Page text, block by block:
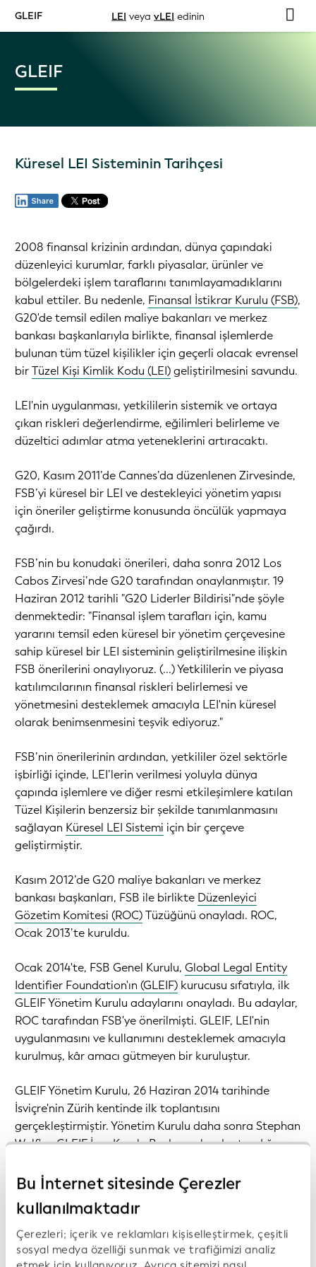
Bu İnternet sitesinde Çerezler
kullanılmaktadır
Çerezleri; içerik ve reklamları kişiselleştirmek, çeşitli
sosyal medya özelliği sunmak ve trafiğimizi analiz
GLEIF LEI veya vLEI edinin
GLEIF
Küresel LEI Sisteminin Tarihçesi
2008 finansal krizinin ardından, dünya çapındaki
düzenleyici kurumlar, farklı piyasalar, ürünler ve
bölgelerdeki işlem taraflarını tanımlayamadıklarını
kabul ettiler. Bu nedenle, Finansal İstikrar Kurulu (FSB),
G20'de temsil edilen maliye bakanları ve merkez
bankası başkanlarıyla birlikte, finansal işlemlerde
bulunan tüm tüzel kişilikler için geçerli olacak evrensel
birTüzel Kişi Kimlik Kodu (LEI)geliştirilmesini savundu.
LEI'nin uygulanması, yetkililerin sistemik ve ortaya
çıkan riskleri değerlendirme, eğilimleri belirleme ve
düzeltici adımlar atma yeteneklerini artıracaktı.
G20, Kasım 2011’de Cannes’da düzenlenen Zirvesinde,
FSB’yi küresel bir LEI ve destekleyici yönetim yapısı
için öneriler geliştirme konusunda öncülük yapmaya
çağırdı.
FSB’nin bu konudaki önerileri, daha sonra 2012 Los
Cabos Zirvesi’nde G20 tarafından onaylanmıştır. 19
Haziran 2012 tarihli "G20 Liderler Bildirisi"nde şöyle
denmektedir: "Finansal işlem tarafları için, kamu
yararını temsil eden küresel bir yönetim çerçevesine
sahip küresel bir LEI sisteminin geliştirilmesine ilişkin
FSB önerilerini onaylıyoruz. (...) Yetkililerin ve piyasa
katılımcılarının finansal riskleri belirlemesi ve
yönetmesini desteklemek amacıyla LEI'nin küresel
olarak benimsenmesini teşvik ediyoruz."
FSB’nin önerilerinin ardından, yetkililer özel sektörle
işbirliği içinde, LEI’lerin verilmesi yoluyla dünya
çapında işlemlere ve diğer resmi etkileşimlere katılan
Tüzel Kişilerin benzersiz bir şekilde tanımlanmasını
sağlayan Küresel LEI Sistemi için bir çerçeve
geliştirmiştir.
Kasım 2012’de G20 maliye bakanları ve merkez
bankası başkanları, FSB ile birlikte Düzenleyici
Gözetim Komitesi (ROC)Tüzüğünü onayladı. ROC,
Ocak 2013’te kuruldu.
Ocak 2014'te, FSB Genel Kurulu, Global Legal Entity
Identifier Foundation'ın (GLEIF) kurucusu sıfatıyla, ilk
GLEIF Yönetim Kurulu adaylarını onayladı. Bu adaylar,
ROC tarafından FSB'ye önerilmişti. GLEIF, LEI'nin
uygulanmasını ve kullanımını desteklemek amacıyla
kurulmuş, kâr amacı gütmeyen bir kuruluştur.
GLEIF Yönetim Kurulu, 26 Haziran 2014 tarihinde
İsviçre'nin Zürih kentinde ilk toplantısını
gerçekleştirmiştir. Yönetim Kurulu daha sonra Stephan
Wolf'un GLEIF İcra Kurulu Başkanı olarak atandığını
26 Haziran 2024 tarihinde, Alexandre Kech, Stephan
Wolf'un yerine GLEIF CEO'su olarak göreve başladı.
FSB, LEI'nin küresel olarak benimsenmesinin birçok